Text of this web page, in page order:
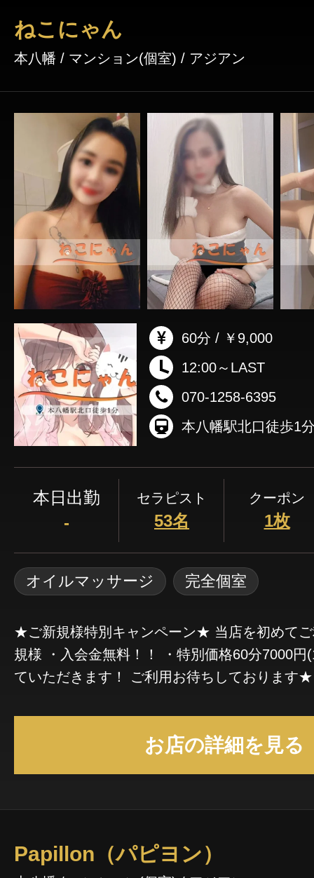
ねこにゃん
本八幡 / マンション(個室) / アジアン
60分 / ￥9,000
12:00～LAST
070-1258-6395
本八幡駅北口徒歩1
本日出勤
-
セラピスト
53名
クーポン
1枚
オイルマッサージ 完全個室
★ご新規様特別キャンペーン★ 当店を初めて
規様 ・入会金無料！！ ・特別価格60分7000円
ていただきます！ ご利用お待ちしております
ジ：http://www.nekonyan.estyojp.com/ ご予約
お店の詳細を見る
Papillon（パピヨン）